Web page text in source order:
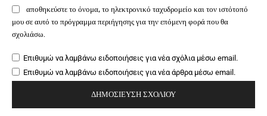
αποθηκεύστε το όνομα, το ηλεκτρονικό ταχυδρομείο και τον ιστότοπό
μου σε αυτό το πρόγραμμα περιήγησης για την επόμενη φορά που θα
σχολιάσω.
Επιθυμώ να λαμβάνω ειδοποιήσεις για νέα σχόλια μέσω email.
Επιθυμώ να λαμβάνω ειδοποιήσεις για νέα άρθρα μέσω email.